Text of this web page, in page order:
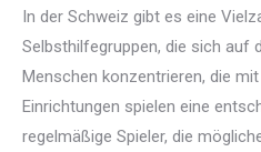
In der Schweiz gibt es eine
Selbsthilfegruppen, die sich auf
Menschen konzentrieren, die
Einrichtungen spielen eine
regelmäßige Spieler, die